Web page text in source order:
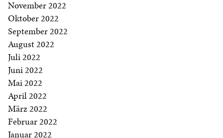
November 2022
Oktober 2022
September 2022
August 2022
Juli 2022
Juni 2022
Mai 2022
April 2022
März 2022
Februar 2022
Januar 2022